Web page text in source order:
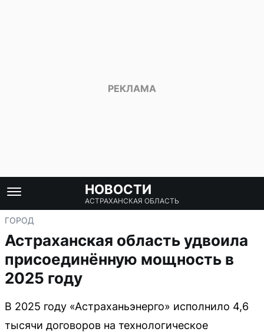
НОВОСТИ
АСТРАХАНСКАЯ ОБЛАСТЬ
ГОРОД
Астраханская область удвоила
присоединённую мощность в
2025 году
В 2025 году «Астраханьэнерго» исполнило 4,6
тысячи договоров на технологическое